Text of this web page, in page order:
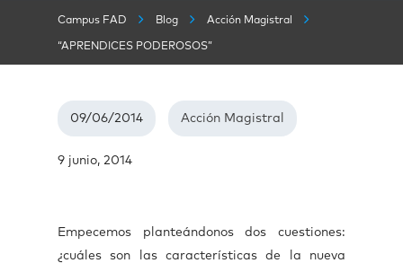
Campus FAD Blog Acción Magistral
“APRENDICES PODEROSOS”
09/06/2014 Acción Magistral
9 junio, 2014
Empecemos planteándonos dos cuestiones:
¿cuáles son las características de la nueva